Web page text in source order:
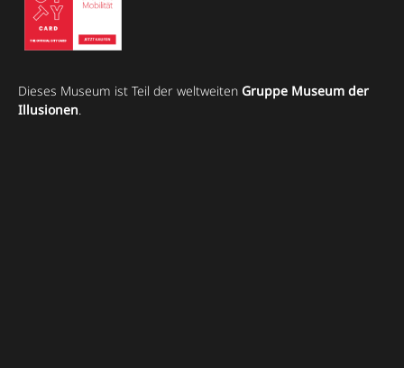
Dieses Museum ist Teil der weltweiten Gruppe Museum der
Illusionen.